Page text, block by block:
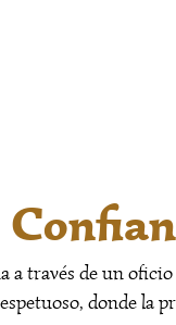
a través de un
donde la